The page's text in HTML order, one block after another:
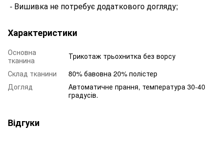
- Вишивка не потребує додаткового догляду;
Характеристики
Основна
тканина
Трикотаж трьохнитка без ворсу
Склад тканини
80% бавовна 20% полістер
Догляд
Автоматичне прання, температура 30-40
градусів.
Відгуки